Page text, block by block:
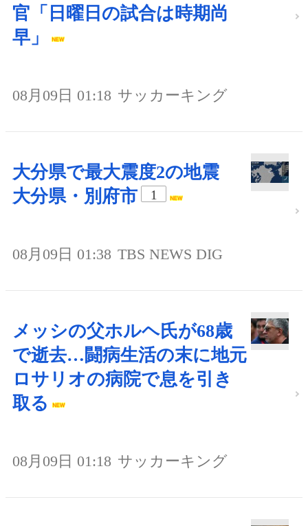
官「日曜日の試合は時期尚
早」
08月09日 01:18 サッカーキング
大分県で最大震度2の地震
大分県・別府市
1
08月09日 01:38 TBS NEWS DIG
メッシの父ホルヘ氏が68歳
で逝去…闘病生活の末に地元
ロサリオの病院で息を引き
取る
08月09日 01:18 サッカーキング